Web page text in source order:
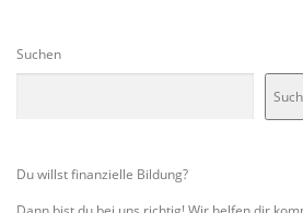
Suchen
Du willst finanzielle Bildung?